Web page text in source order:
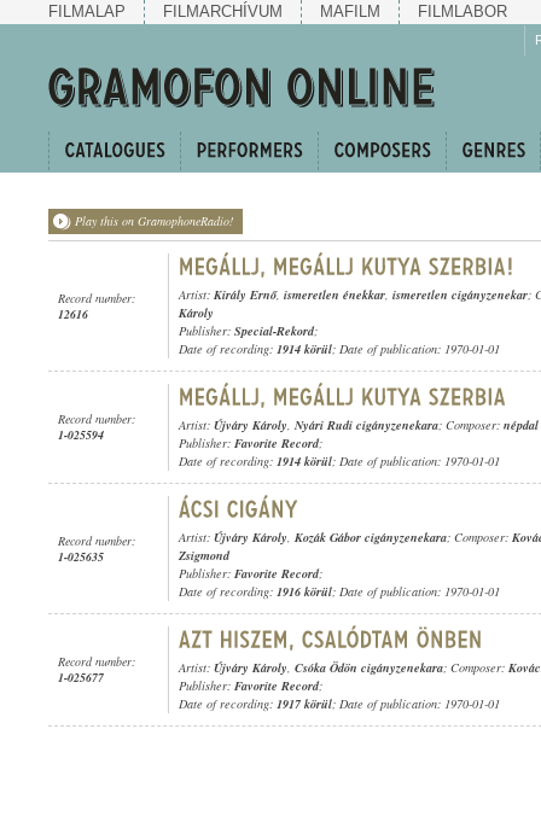
FILMALAP FILMARCHÍVUM MAFILM FILMLABOR
Play this on GramophoneRadio!
Record number:
12616
Artist: Király Ernő, ismeretlen énekkar, ismeretlen cigányzenekar;
Károly
Publisher: Special-Rekord;
Date of recording: 1914 körül; Date of publication: 1970-01-01
Record number:
1-025594
Artist: Újváry Károly, Nyári Rudi cigányzenekara; Composer: népdal
Publisher: Favorite Record;
Date of recording: 1914 körül; Date of publication: 1970-01-01
Record number:
1-025635
Artist: Újváry Károly, Kozák Gábor cigányzenekara; Composer:
Zsigmond
Publisher: Favorite Record;
Date of recording: 1916 körül; Date of publication: 1970-01-01
Record number:
1-025677
Artist: Újváry Károly, Csóka Ödön cigányzenekara; Composer:
Publisher: Favorite Record;
Date of recording: 1917 körül; Date of publication: 1970-01-01